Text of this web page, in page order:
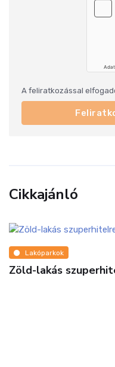
A feliratkozással
Cikkajánló
Lakóparkok
Zöld-lakás